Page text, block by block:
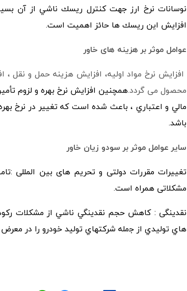
ﻧﻮﺳﺎﻧﺎت ﻧﺮخ ارز ﺟﻬﺖ ﻛﻨﺘﺮل رﻳﺴﻚ ﻧﺎﺷﻲ از آن
اﻓﺰاﻳﺶ اﻳﻦ رﻳﺴﻚ ﻫﺎ ﺣﺎﺋﺰ اﻫﻤﻴﺖ اﺳﺖ.
عوامل موثر بر هزینه های خاور
افزایش نرخ مواد اولیه، افزایش هزینه حمل و
محصول می گردد.همچنین افزایش نرخ بهره و ﻟﺰوم
ﻣﺎﻟﻲ و اﻋﺘﺒﺎري ، ﺑﺎﻋﺚ ﺷﺪه اﺳﺖ ﻛﻪ ﺗﻐﻴﻴﺮ در ﻧﺮخ
ﺑﺎﺷﺪ.
سایر عوامل موثر بر سودو زیان خاور
مشکلاتی همراه است.
نقدینگی : ﻛﺎﻫﺶ ﺣﺠﻢ ﻧﻘﺪﻳﻨﮕﻲ ﻧﺎﺷﻲ از ﻣﺸﻜﻼت
ﻫﺎي ﺗﻮﻟﻴﺪي از ﺟمله ﺷﺮﻛﺘﻬﺎي ﺗﻮﻟﻴﺪ ﺧﻮدرو را در